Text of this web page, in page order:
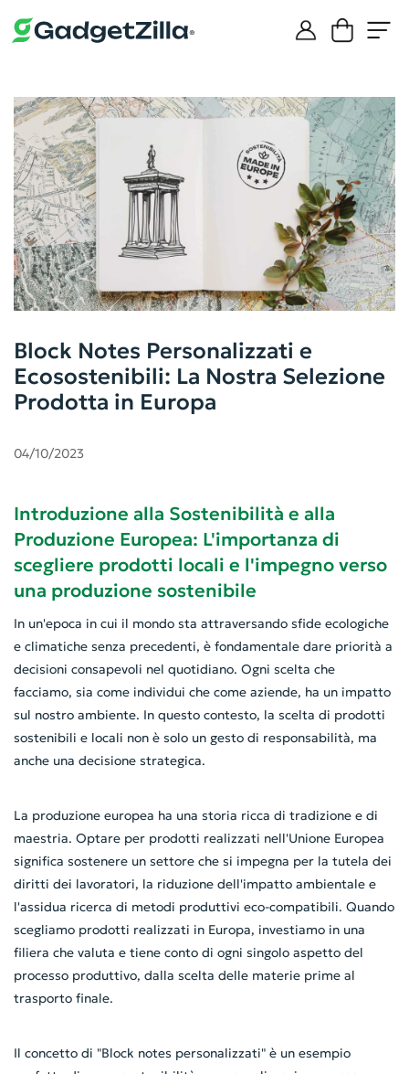
Block Notes Personalizzati e
Ecosostenibili: La Nostra Selezione
Prodotta in Europa
04/10/2023
Introduzione alla Sostenibilità e alla
Produzione Europea: L'importanza di
scegliere prodotti locali e l'impegno verso
una produzione sostenibile
In un'epoca in cui il mondo sta attraversando sfide ecologiche
e climatiche senza precedenti, è fondamentale dare priorità a
decisioni consapevoli nel quotidiano. Ogni scelta che
facciamo, sia come individui che come aziende, ha un impatto
sul nostro ambiente. In questo contesto, la scelta di prodotti
sostenibili e locali non è solo un gesto di responsabilità, ma
anche una decisione strategica.
La produzione europea ha una storia ricca di tradizione e di
maestria. Optare per prodotti realizzati nell'Unione Europea
significa sostenere un settore che si impegna per la tutela dei
diritti dei lavoratori, la riduzione dell'impatto ambientale e
l'assidua ricerca di metodi produttivi eco-compatibili. Quando
scegliamo prodotti realizzati in Europa, investiamo in una
filiera che valuta e tiene conto di ogni singolo aspetto del
processo produttivo, dalla scelta delle materie prime al
trasporto finale.
Il concetto di "Block notes personalizzati" è un esempio